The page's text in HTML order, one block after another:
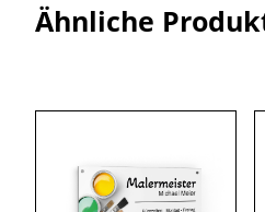
Ähnliche